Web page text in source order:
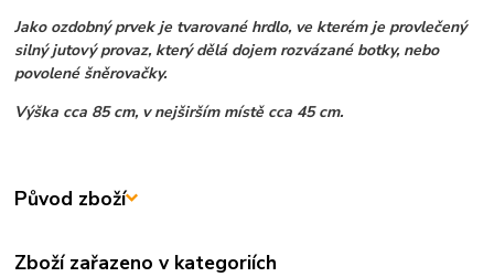
Jako ozdobný prvek je tvarované hrdlo, ve kterém je provlečený
silný jutový provaz, který dělá dojem rozvázané botky, nebo
povolené šněrovačky.
Výška cca 85 cm, v nejširším místě cca 45 cm.
Původ zboží
Zboží zařazeno v kategoriích